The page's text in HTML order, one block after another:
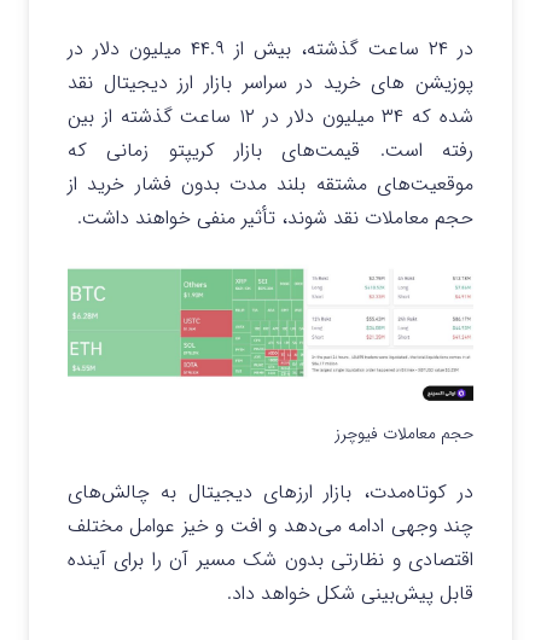
در ۲۴ ساعت گذشته، بیش از ۴۴.۹ میلیون دلار در
پوزیشن های خرید در سراسر بازار ارز دیجیتال نقد
شده که ۳۴ میلیون دلار در ۱۲ ساعت گذشته از بین
رفته است. قیمت‌های بازار کریپتو زمانی که
موقعیت‌های مشتقه بلند مدت بدون فشار خرید از
حجم معاملات نقد شوند، تأثیر منفی خواهند داشت.
حجم معاملات فیوچرز
در کوتاه‌مدت، بازار ارزهای دیجیتال به چالش‌های
چند وجهی ادامه می‌دهد و افت و خیز عوامل مختلف
اقتصادی و نظارتی بدون شک مسیر آن را برای آینده
قابل پیش‌بینی شکل خواهد داد.